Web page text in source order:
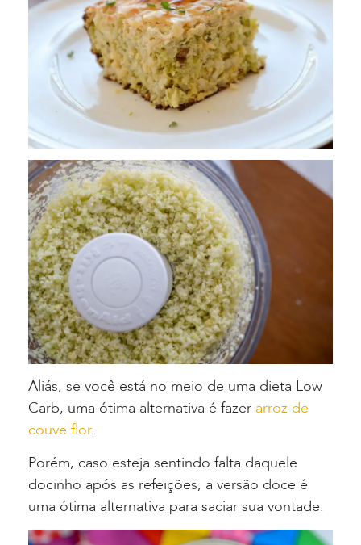
Aliás, se você está no meio de uma dieta Low
Carb, uma ótima alternativa é fazer arroz de
couve flor.
Porém, caso esteja sentindo falta daquele
docinho após as refeições, a versão doce é
uma ótima alternativa para saciar sua vontade.